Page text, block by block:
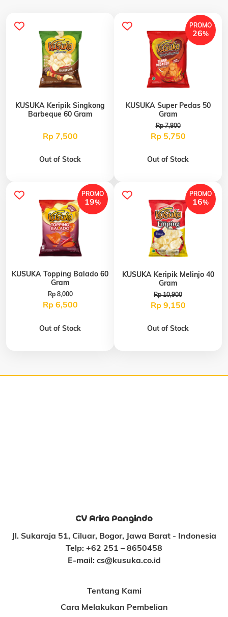
KUSUKA Keripik Singkong
Barbeque 60 Gram
Rp 7,500
Out of Stock
KUSUKA Super Pedas 50
Gram
Rp 7,800
Rp 5,750
Out of Stock
PROMO
26%
KUSUKA Topping Balado 60
Gram
Rp 8,000
Rp 6,500
Out of Stock
PROMO
19%
KUSUKA Keripik Melinjo 40
Gram
Rp 10,900
Rp 9,150
Out of Stock
PROMO
16%
CV Arira Pangindo
Jl. Sukaraja 51, Ciluar, Bogor, Jawa Barat - Indonesia
Telp: +62 251 – 8650458
E-mail: cs@kusuka.co.id
Tentang Kami
Cara Melakukan Pembelian